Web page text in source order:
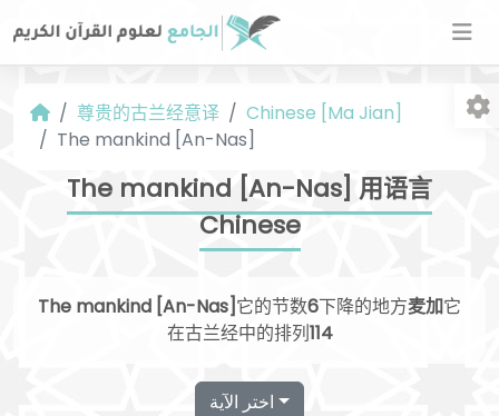
尊贵的古兰经意译
Chinese [Ma Jian]
The mankind [An-Nas]
The mankind [An-Nas] 用语言
Chinese
The mankind [An-Nas]它的节数6下降的地方麦加它
在古兰经中的排列114
اختر الآية